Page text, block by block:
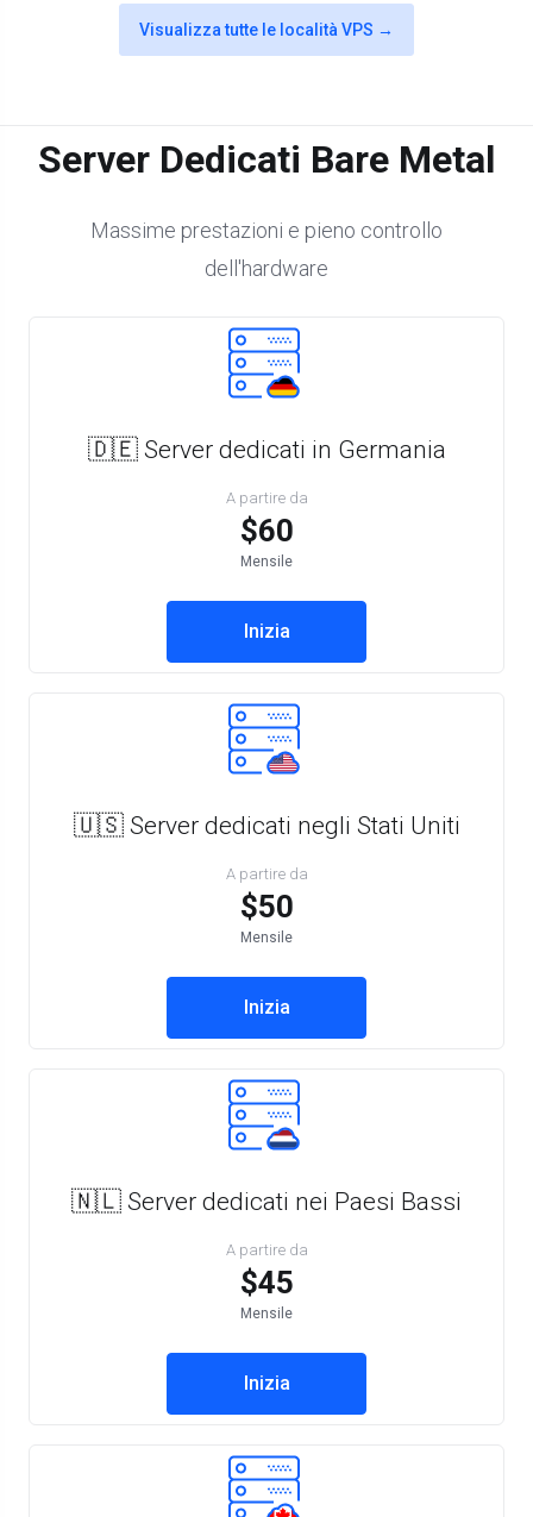
Visualizza tutte le località VPS →
Server Dedicati Bare Metal
Massime prestazioni e pieno controllo
dell'hardware
🇩🇪 Server dedicati in Germania
A partire da
$60
Mensile
Inizia
🇺🇸 Server dedicati negli Stati Uniti
A partire da
$50
Mensile
Inizia
🇳🇱 Server dedicati nei Paesi Bassi
A partire da
$45
Mensile
Inizia